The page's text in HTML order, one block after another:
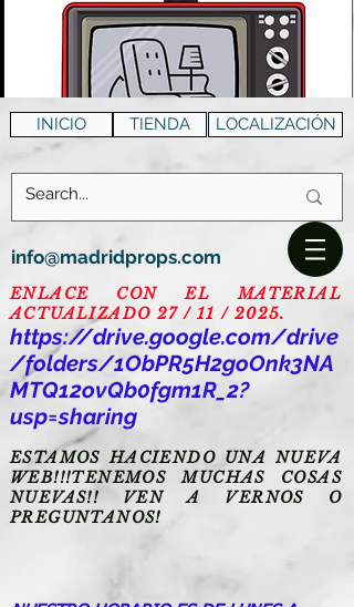
INICIO TIENDA LOCALIZACIÓN
info@madridprops.com
ENLACE CON EL MATERIAL
ACTUALIZADO 27 / 11 / 2025.
https://drive.google.com/drive
/folders/1ObPR5H2goOnk3NA
MTQ12ovQb0fgm1R_2?
usp=sharing
ESTAMOS HACIENDO UNA NUEVA
WEB!!!TENEMOS MUCHAS COSAS
NUEVAS!! VEN A VERNOS O
PREGUNTANOS!